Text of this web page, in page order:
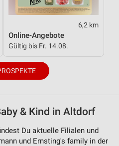
6,2 km
Online-Angebote
Gültig bis Fr. 14.08.
& Kind in Altdorf
Du aktuelle Filialen und
und Ernsting's family in der